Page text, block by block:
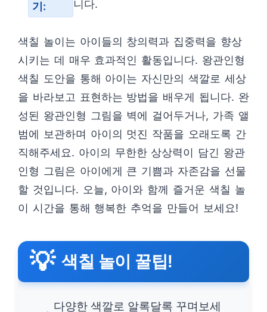
기:
니다.
색칠 놀이는 아이들의 창의력과 집중력을 향상
시키는 데 매우 효과적인 활동입니다. 왕관인형
색칠 도안을 통해 아이는 자신만의 색깔로 세상
을 바라보고 표현하는 방법을 배우게 됩니다. 완
성된 왕관인형 그림을 벽에 걸어두거나, 가족 앨
범에 보관하며 아이의 멋진 작품을 오래도록 간
직해주세요. 아이의 무한한 상상력이 담긴 왕관
인형 그림은 아이에게 큰 기쁨과 자존감을 선물
할 것입니다. 오늘, 아이와 함께 즐거운 색칠 놀
이 시간을 통해 행복한 추억을 만들어 보세요!
💡 색칠 놀이 꿀팁!
다양한 색깔로 알록달록 꾸며보세